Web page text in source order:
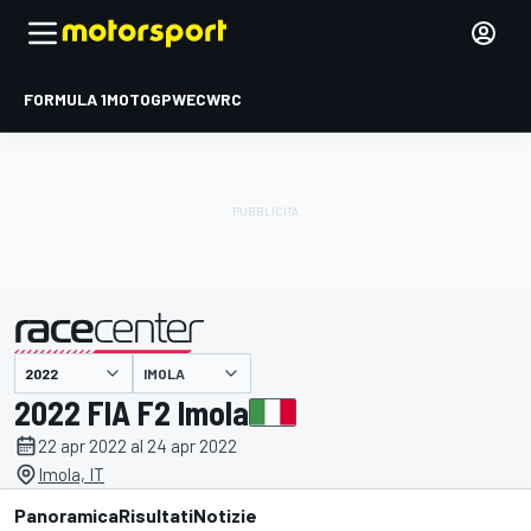
FORMULA 1MOTOGPWECWRC
presentato da IMOLA
2022 FIA F2 Imola
22 apr 2022 al 24 apr 2022
Imola, IT
PanoramicaRisultatiNotizie